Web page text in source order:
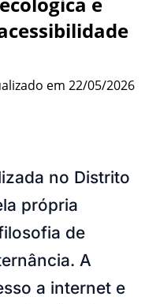
em 22/05/2026
no Distrito
própria
de
A
a internet e